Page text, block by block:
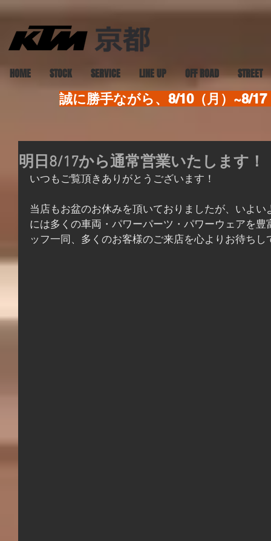
HOME STOCK SERVICE LINE UP OFF ROAD STREET
誠に勝手ながら、8/10（月）~8/
明日8/17から通常営業いたします！
いつもご覧頂きありがとうございます！
当店もお盆のお休みを頂いておりましたが、いよ
には多くの車両・パワーパーツ・パワーウェアを
ッフ一同、多くのお客様のご来店を心よりお待ちし